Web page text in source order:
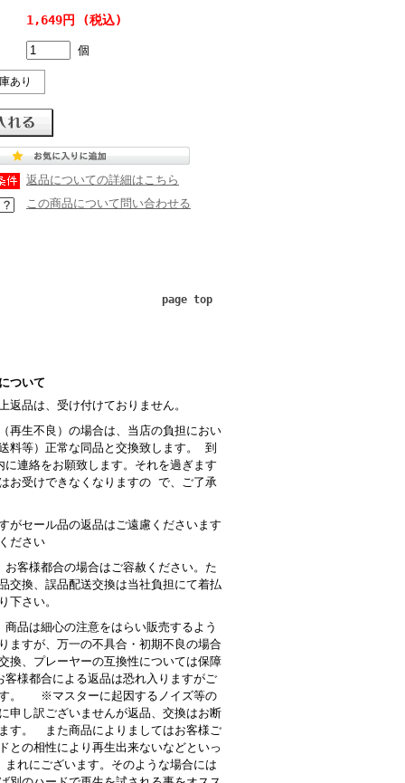
1,649円 (税込)
個
あり
返品についての詳細はこちら
この商品について問い合わせる
page top
ついて
返品は、受け付けておりません。
再生不良）の場合は、当店の負担におい
料等）正常な同品と交換致します。 到
に連絡をお願致します。それを過ぎます
お受けできなくなりますの で、ご了承
がセール品の返品はご遠慮くださいます
ださい
客様都合の場合はご容赦ください。た
交換、誤品配送交換は当社負担にて着払
下さい。
品は細心の注意をはらい販売するよう
ますが、万一の不具合・初期不良の場合
換、プレーヤーの互換性については保障
様都合による返品は恐れ入りますがご
。 ※マスターに起因するノイズ等の
申し訳ございませんが返品、交換はお断
す。 また商品によりましてはお客様ご
との相性により再生出来ないなどといっ
れにございます。そのような場合には